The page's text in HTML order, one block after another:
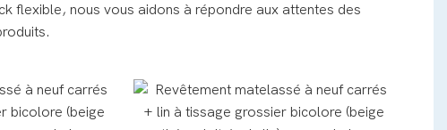
flexible, nous vous aidons à répondre aux attentes des